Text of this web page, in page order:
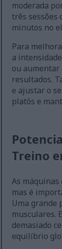
moderada
três sessões
minutos no
Para
a
ou aumentar
resultados.
e ajustar o
platôs e
Treino
As
mas é
Uma grande
musculares.
demasiado
equilíbrio